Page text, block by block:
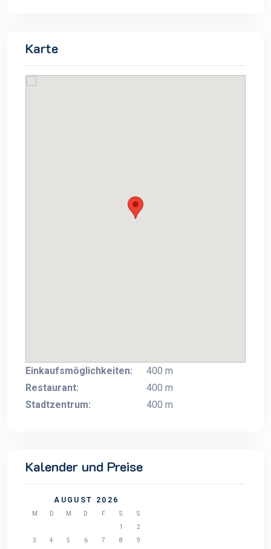
Karte
Einkaufsmöglichkeiten:
400 m
Restaurant:
400 m
Stadtzentrum:
400 m
Kalender und Preise
AUGUST 2026
M D M D F S
S
1
2
3
4 5 6 7 8 9